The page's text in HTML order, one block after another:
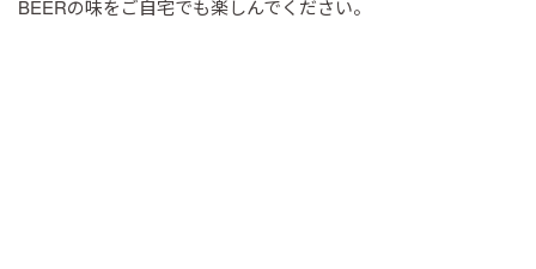
BEERの味をご自宅でも楽しんでください。